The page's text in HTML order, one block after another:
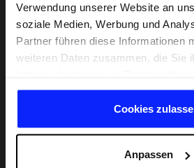
Verwendung unserer Website an
soziale Medien, Werbung und
Partner führen diese Informationen
weiteren Daten zusammen, die Sie
gesammelt haben.
Cookies
Anpassen